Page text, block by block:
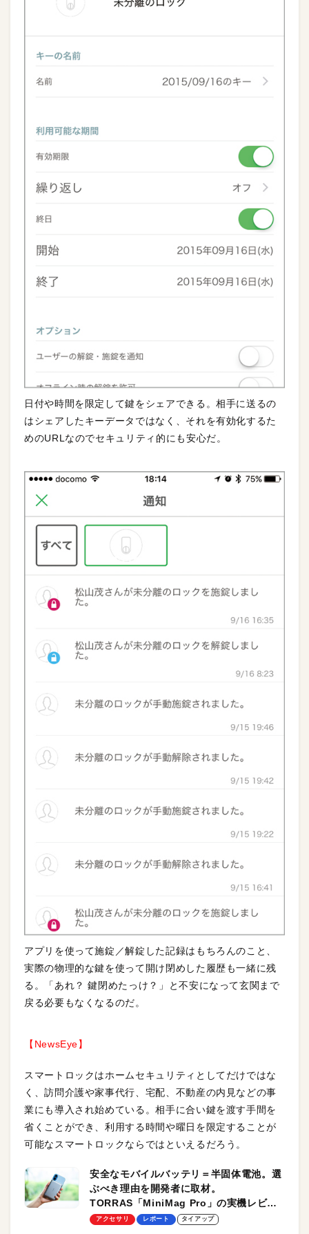
日付や時間を限定して鍵をシェアできる。相手に送るの
はシェアしたキーデータではなく、それを有効化するた
めのURLなのでセキュリティ的にも安心だ。
アプリを使って施錠／解錠した記録はもちろんのこと、
実際の物理的な鍵を使って開け閉めした履歴も一緒に残
る。「あれ？ 鍵閉めたっけ？」と不安になって玄関まで
戻る必要もなくなるのだ。
【NewsEye】
スマートロックはホームセキュリティとしてだけではな
く、訪問介護や家事代行、宅配、不動産の内見などの事
業にも導入され始めている。相手に合い鍵を渡す手間を
省くことができ、利用する時間や曜日を限定することが
可能なスマートロックならではといえるだろう。
安全なモバイルバッテリ＝半固体電池。選
ぶべき理由を開発者に取材。
TORRAS「MiniMag Pro」の実機レビュ
ーも
アクセサリ レポート タイアップ